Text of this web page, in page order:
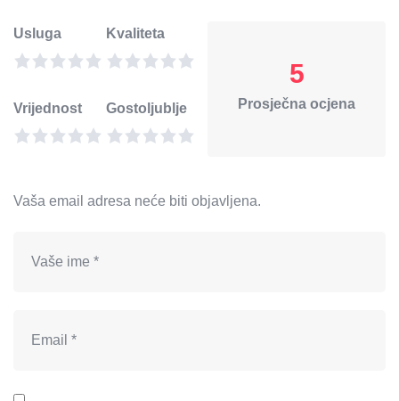
Usluga Kvaliteta
Vrijednost Gostoljublje
5
Prosječna ocjena
Vaša email adresa neće biti objavljena.